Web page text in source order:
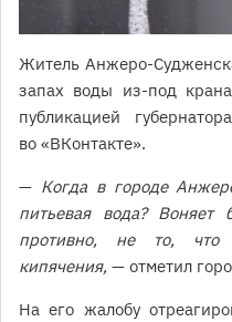
Житель Анжеро-
запах воды из-под
публикацией
во «ВКонтакте».
— Когда в городе
питьевая вода?
противно, не то,
кипячения, — отметил
На его жалобу